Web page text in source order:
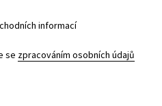
informací
se zpracováním osobních údajů